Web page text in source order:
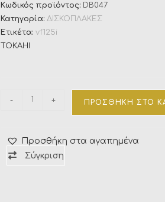
Κωδικός προϊόντος: DB047
Κατηγορία: ΔΙΣΚΟΠΛΑΚΕΣ
Ετικέτα:vf125i
TOKAHI
- + ΠΡΟΣΘΉΚΗ ΣΤΟ
Προσθήκη στα αγαπημένα
Σύγκριση